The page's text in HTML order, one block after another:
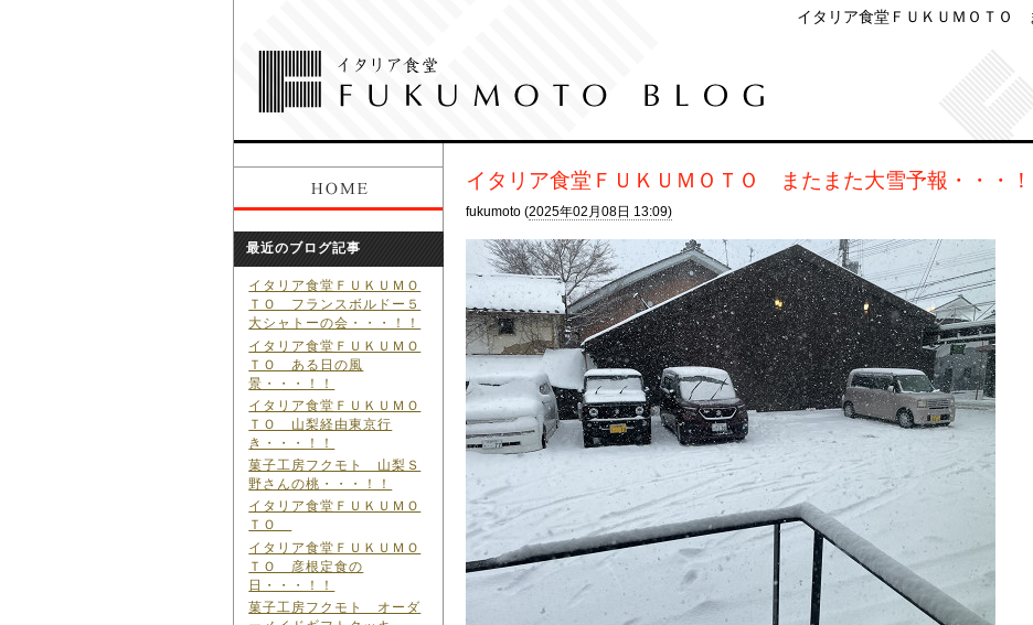
イタリア食堂ＦＵＫＵＭＯＴＯ
イタリア食堂ＦＵＫＵＭＯＴＯ またまた大雪予報・・・！
fukumoto (2025年02月08日 13:09)
最近のブログ記事
イタリア食堂ＦＵＫＵＭＯ
ＴＯ フランスボルドー５
大シャトーの会・・・！！
イタリア食堂ＦＵＫＵＭＯ
ＴＯ ある日の風
景・・・！！
イタリア食堂ＦＵＫＵＭＯ
ＴＯ 山梨経由東京行
き・・・！！
菓子工房フクモト 山梨Ｓ
野さんの桃・・・！！
イタリア食堂ＦＵＫＵＭＯ
ＴＯ
イタリア食堂ＦＵＫＵＭＯ
ＴＯ 彦根定食の
日・・・！！
菓子工房フクモト オーダ